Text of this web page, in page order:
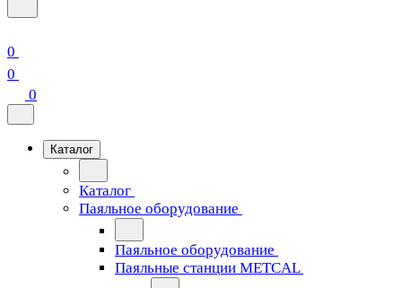
0
0
0
Каталог
Каталог
Паяльное оборудование
Паяльное оборудование
Паяльные станции METCAL